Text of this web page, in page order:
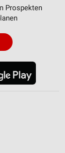
Prospekten